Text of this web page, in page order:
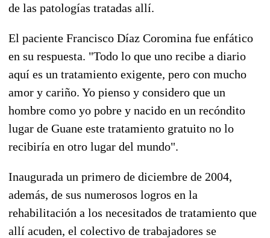
de las patologías tratadas allí.
El paciente Francisco Díaz Coromina fue enfático
en su respuesta. "Todo lo que uno recibe a diario
aquí es un tratamiento exigente, pero con mucho
amor y cariño. Yo pienso y considero que un
hombre como yo pobre y nacido en un recóndito
lugar de Guane este tratamiento gratuito no lo
recibiría en otro lugar del mundo".
Inaugurada un primero de diciembre de 2004,
además, de sus numerosos logros en la
rehabilitación a los necesitados de tratamiento que
allí acuden, el colectivo de trabajadores se